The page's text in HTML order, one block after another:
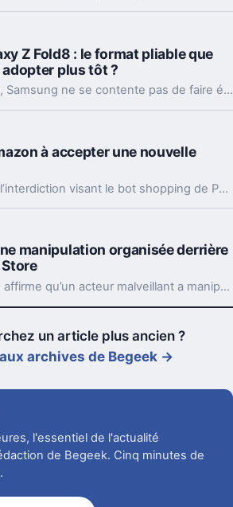
Z Fold8 : le format pliable que
plus tôt ?
Avec le Galaxy Z Fold8, Samsung ne se contente pas de faire évoluer son smartphone pliable : il change complètement sa philosophie avec un appareil plus court, plus large et étonnamment compact. Un choix qui fonctionne particulièrement bien au quotidien, même si les concessions faites sur la photo et l’autonomie sont difficiles à ignorer sur un smartphone vendu à partir de 1 999 euros.
à accepter une nouvelle
La justice d’appel lève l’interdiction visant le bot shopping de Perplexity sur Amazon. Une victoire nette, mais loin d’être la fin du match.
manipulation organisée derrière
Store
Le patron de Telegram affirme qu’un acteur malveillant a manipulé les signalements pour faire retirer l’app par Apple. Un précédent qui inquiète vraiment.
un article plus ancien ?
archives de Begeek →
l'essentiel de l'actualité
de Begeek. Cinq minutes de